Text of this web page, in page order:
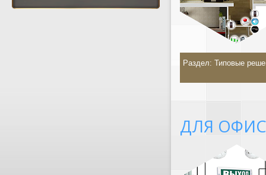
Раздел: Типовые
ДЛЯ